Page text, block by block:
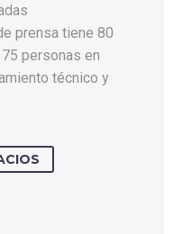
prensa tiene 80
personas en
técnico y